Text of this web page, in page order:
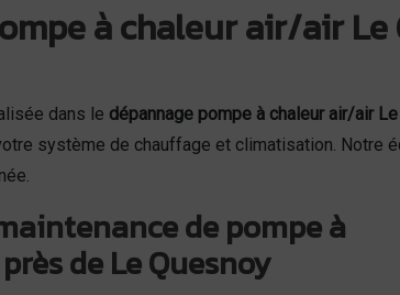
à chaleur air/air
dans le dépannage pompe à chaleur air/air
système de chauffage et climatisation.
de pompe à
de Le Quesnoy